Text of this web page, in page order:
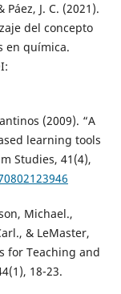
Páez, J. C. (2021).
del concepto
en química.
(2009). “A
learning tools
Studies, 41(4),
Michael.,
& LeMaster,
for Teaching and
18-23.